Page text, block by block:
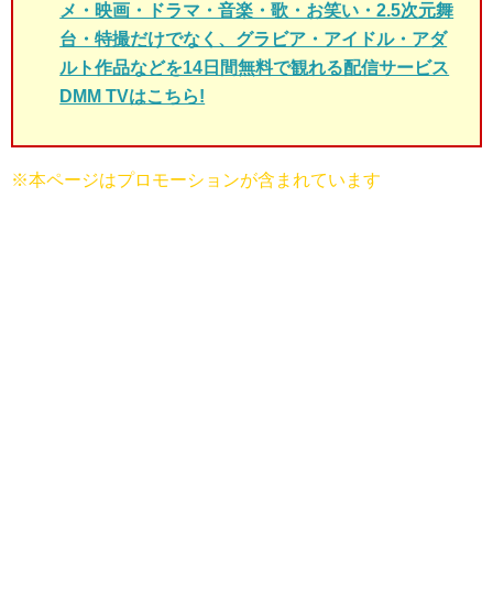
メ・映画・ドラマ・音楽・歌・お笑い・2.5次元舞
台・特撮だけでなく、グラビア・アイドル・アダ
ルト作品などを14日間無料で観れる配信サービス
DMM TVはこちら!
※本ページはプロモーションが含まれています